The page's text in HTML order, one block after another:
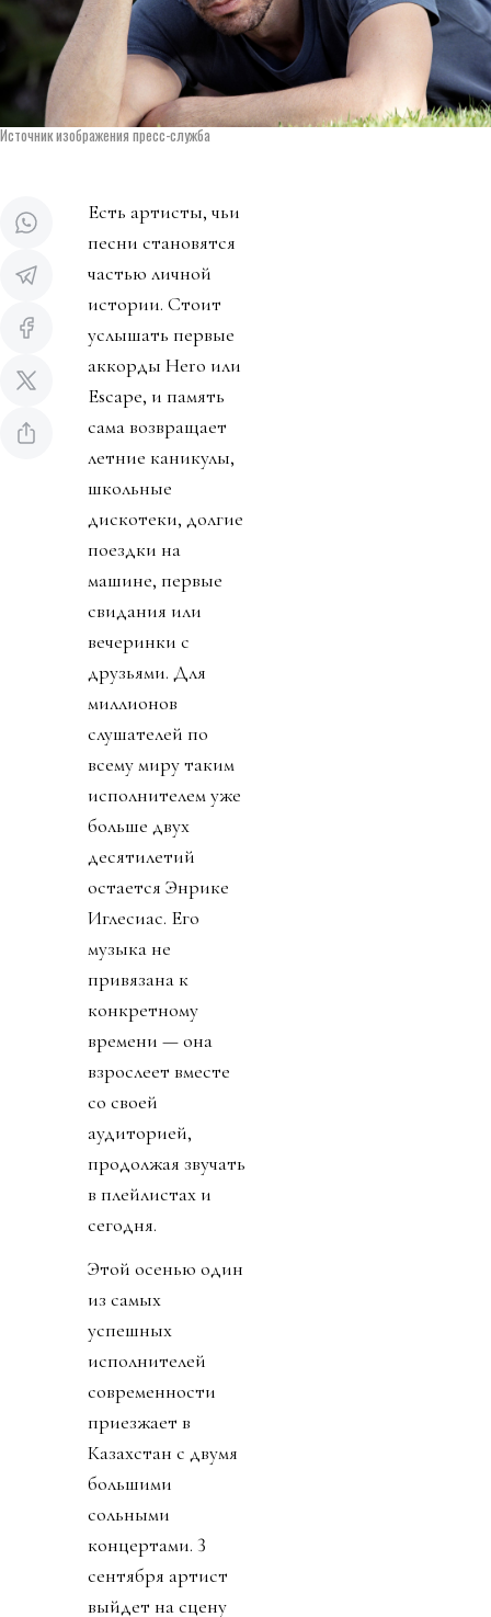
Источник изображения пресс-служба
Есть артисты, чьи
песни становятся
частью личной
истории. Стоит
услышать первые
аккорды Hero или
Escape, и память
сама возвращает
летние каникулы,
школьные
дискотеки, долгие
поездки на
машине, первые
свидания или
вечеринки с
друзьями. Для
миллионов
слушателей по
всему миру таким
исполнителем уже
больше двух
десятилетий
остается Энрике
Иглесиас. Его
музыка не
привязана к
конкретному
времени — она
взрослеет вместе
со своей
аудиторией,
продолжая звучать
в плейлистах и
сегодня.
Этой осенью один
из самых
успешных
исполнителей
современности
приезжает в
Казахстан с двумя
большими
сольными
концертами. 3
сентября артист
выйдет на сцену